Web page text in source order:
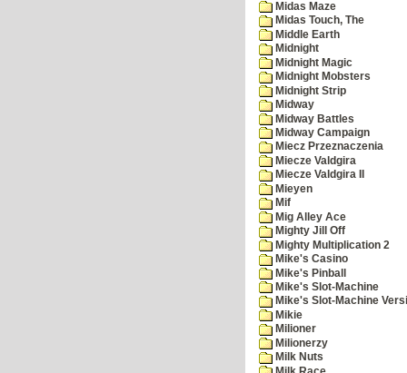
Midas Maze
Midas Touch, The
Middle Earth
Midnight
Midnight Magic
Midnight Mobsters
Midnight Strip
Midway
Midway Battles
Midway Campaign
Miecz Przeznaczenia
Miecze Valdgira
Miecze Valdgira II
Mieyen
Mif
Mig Alley Ace
Mighty Jill Off
Mighty Multiplication 2
Mike's Casino
Mike's Pinball
Mike's Slot-Machine
Mike's Slot-Machine
Mikie
Milioner
Milionerzy
Milk Nuts